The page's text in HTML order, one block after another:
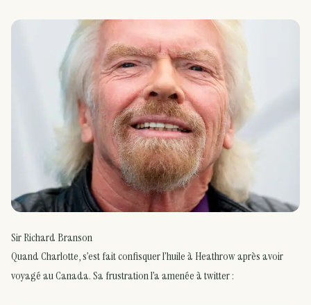
Sir Richard Branson
Quand Charlotte, s’est fait confisquer l’huile à Heathrow après avoir
voyagé au Canada. Sa frustration l’a amenée à twitter :